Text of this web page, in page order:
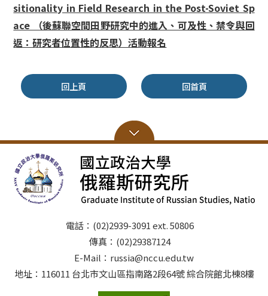
sitionality in Field Research in the Post-Soviet Sp
ace （後蘇聯空間田野研究中的進入、可及性、禁令與回
返：研究者位置性的反思）活動報名
回上頁 回首頁
電話：(02)2939-3091 ext. 50806
傳真：(02)29387124
E-Mail：russia@nccu.edu.tw
地址：116011 台北市文山區指南路2段64號 綜合院館北棟8樓